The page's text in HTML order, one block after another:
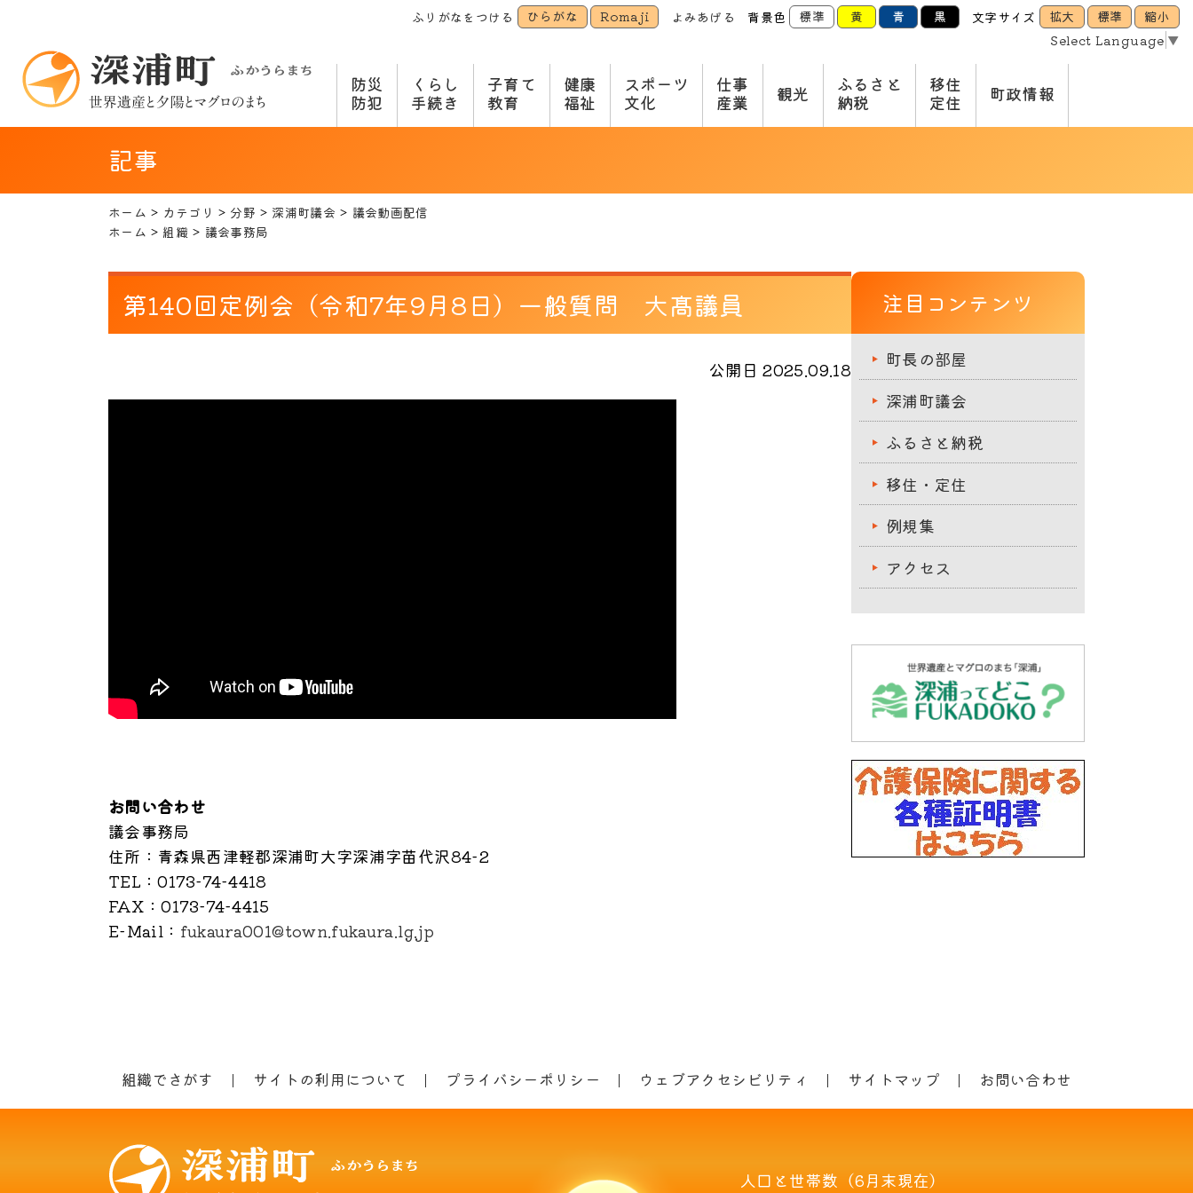
ふりがなをつける ひらがな Romaji よみあげる 背景色 標準 黄 青 黒 文字サイズ 拡大 標準
縮小
Select Language ▼
防災
防犯
くらし
手続き
子育て
教育
健康
福祉
スポーツ
文化
仕事
産業
観光
ふるさと
納税
移住
定住
町政情報
記事
ホーム カテゴリ 分野 深浦町議会
議会動画配信
ホーム
組織 議会事務局
第140回定例会（令和7年9月8日）一般質問 大髙議員
公開日 2025.09.18
お問い合わせ
議会事務局
住所 ：青森県西津軽郡深浦町大字深浦字苗代沢84-2
TEL ：0173-74-4418
FAX ：0173-74-4415
E-Mail ： fukaura001@town.fukaura.lg.jp
注目コンテンツ
町長の部屋
深浦町議会
ふるさと納税
移住・定住
例規集
アクセス
組織でさがす サイトの利用について プライバシーポリシー ウェブアクセシビリティ サイトマップ お問い合わせ
人口と世帯数（6月末現在）